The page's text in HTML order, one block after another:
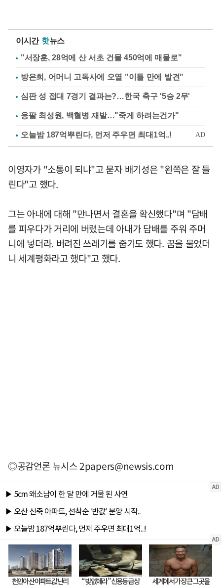
이시간 핫뉴스
"서장훈, 28억에 산 서초 건물 450억에 매물로"
방은희, 어머니 고독사에 오열 "이틀 만에 발견"
심판 성 접대 7경기 결과는?…한국 축구 '5승 2무'
응팔 최성원, 백혈병 재발…"죽게 하려는건가"
이영자가 "소통이 되냐"고 묻자 배기성은 "왼쪽은 잘 들
린다"고 했다.
그는 아내에 대해 "만나면서 결혼을 확신했다"며 "담배
를 피우다가 거리에 버렸는데 아내가 담배를 주워 주머
니에 넣더라. 버려진 쓰레기를 줍기도 했다. 꿈을 물었더
니 세계평화라고 했다"고 했다.
◎공감언론 뉴시스2papers@newsis.com